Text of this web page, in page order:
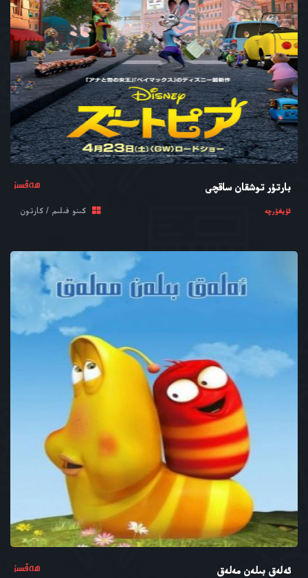
بارتۇر توشقان ساقچى ھەقسىز
ئۇيغۇرچە كىنو فىلىم / كارتون
ئەلەق بىلەن مەلەق ھەقسىز